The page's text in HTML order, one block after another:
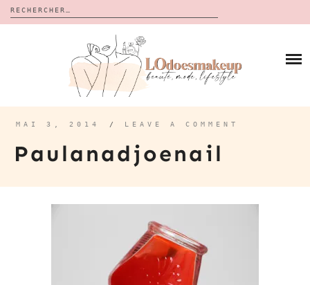
Rechercher :
CALENDRIERS DE L’AVENT
BON PLAN
À PROPOS
CONTACT
MAI 3, 2014 / LEAVE A COMMENT
Paulanadjoenail